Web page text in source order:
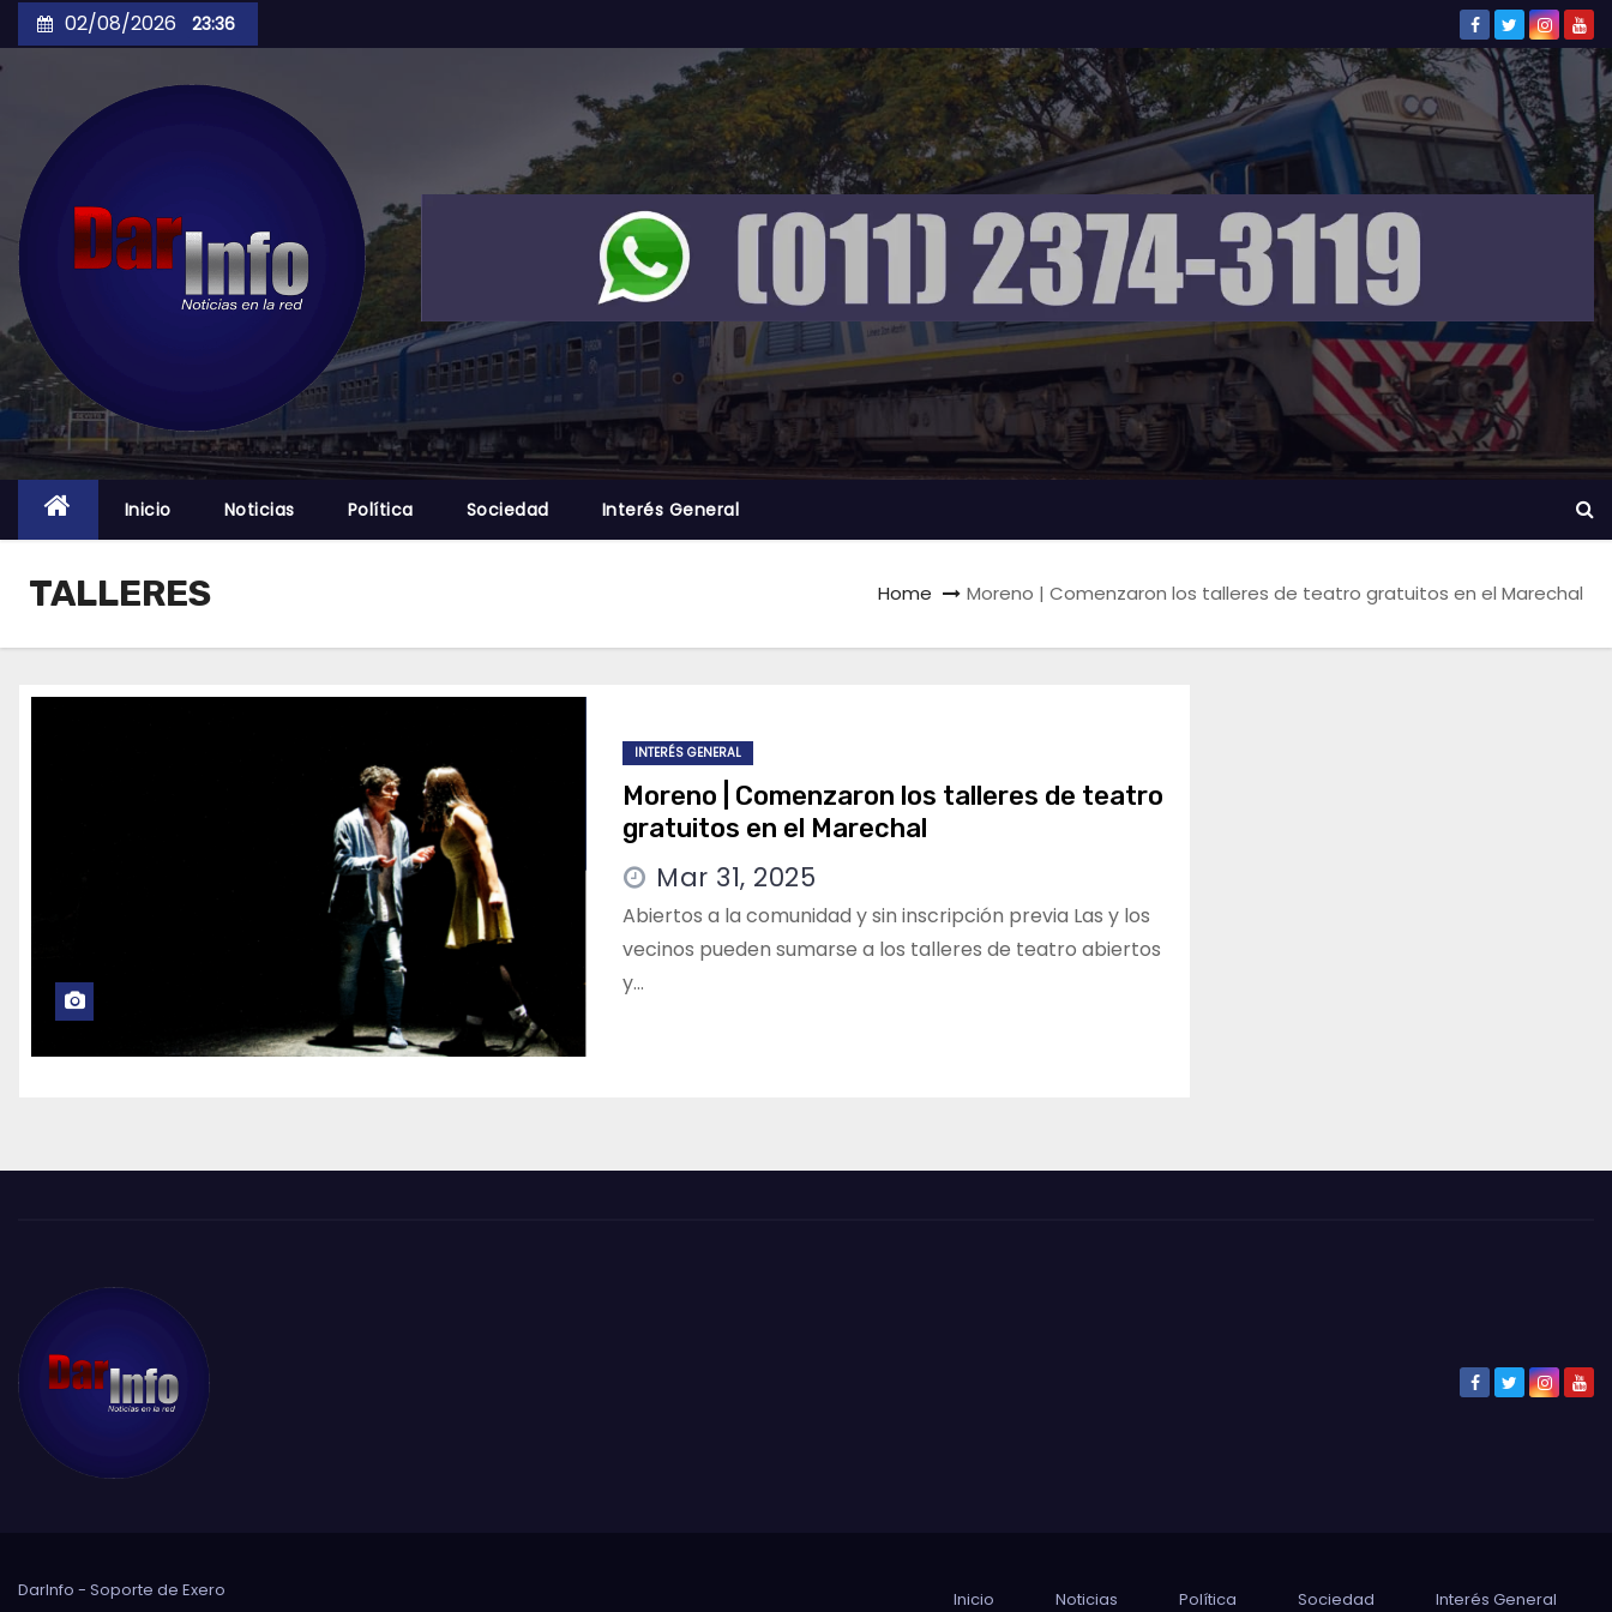
to
02/08/2026 23:36
Inicio Noticias Política Sociedad Interés General
TALLERES Home Moreno | Comenzaron los talleres de teatro gratuitos en el Marechal
INTERÉS GENERAL
Moreno | Comenzaron los talleres de teatro
gratuitos en el Marechal
Mar 31, 2025
Abiertos a la comunidad y sin inscripción previa Las y los
vecinos pueden sumarse a los talleres de teatro abiertos
y…
DarInfo - Soporte de Exero Inicio Noticias Política Sociedad Interés General